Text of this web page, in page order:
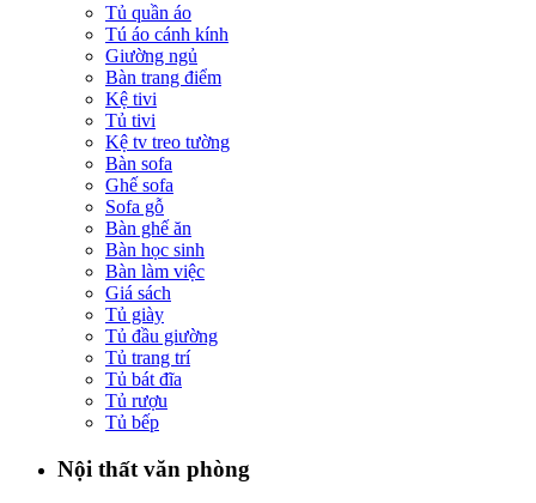
Tủ quần áo
Tú áo cánh kính
Giường ngủ
Bàn trang điểm
Kệ tivi
Tủ tivi
Kệ tv treo tường
Bàn sofa
Ghế sofa
Sofa gỗ
Bàn ghế ăn
Bàn học sinh
Bàn làm việc
Giá sách
Tủ giày
Tủ đầu giường
Tủ trang trí
Tủ bát đĩa
Tủ rượu
Tủ bếp
Nội thất văn phòng